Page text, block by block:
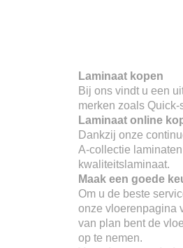
Laminaat kopen
Bij ons vindt u een
merken zoals
Laminaat online
Dankzij onze
A-collectie
kwaliteitslaminaat.
Maak een goede
Om u de beste
onze vloerenpagina
van plan bent de
op te nemen.